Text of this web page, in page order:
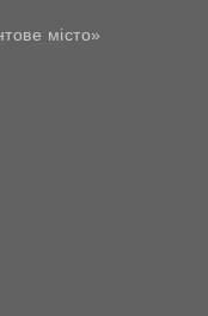
місто»